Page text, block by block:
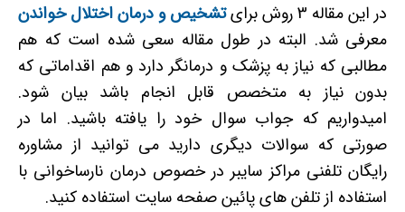
در این مقاله 3 روش برای
تشخیص و درمان اختلال خواندن
معرفی شد. البته در طول مقاله سعی شده است که هم
مطالبی که نیاز به پزشک و درمانگر دارد و هم اقداماتی که
بدون نیاز به متخصص قابل انجام باشد بیان شود.
امیدواریم که جواب سوال خود را یافته باشید. اما در
صورتی که سوالات دیگری دارید می توانید از مشاوره
رایگان تلفنی مراکز سایبر در خصوص درمان نارساخوانی با
استفاده از تلفن های پائین صفحه سایت استفاده کنید.